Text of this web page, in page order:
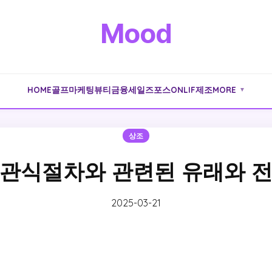
Mood
HOME골프마케팅뷰티금융세일즈포스ONLIF제조MORE ▼
상조
식절차와 관련된 유래와
2025-03-21